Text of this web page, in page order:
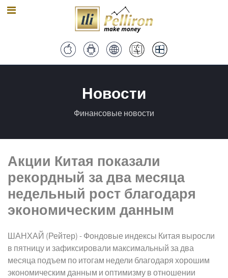
Новости
Финансовые новости
Акции Китая показали
рекордный за два месяца
недельный рост благодаря
экономическим данным
ШАНХАЙ (Рейтер) - Фондовые индексы Китая выросли
в пятницу и зафиксировали максимальный за два
месяца подъем по итогам недели благодаря хорошим
экономическим данным и оптимизму в отношении